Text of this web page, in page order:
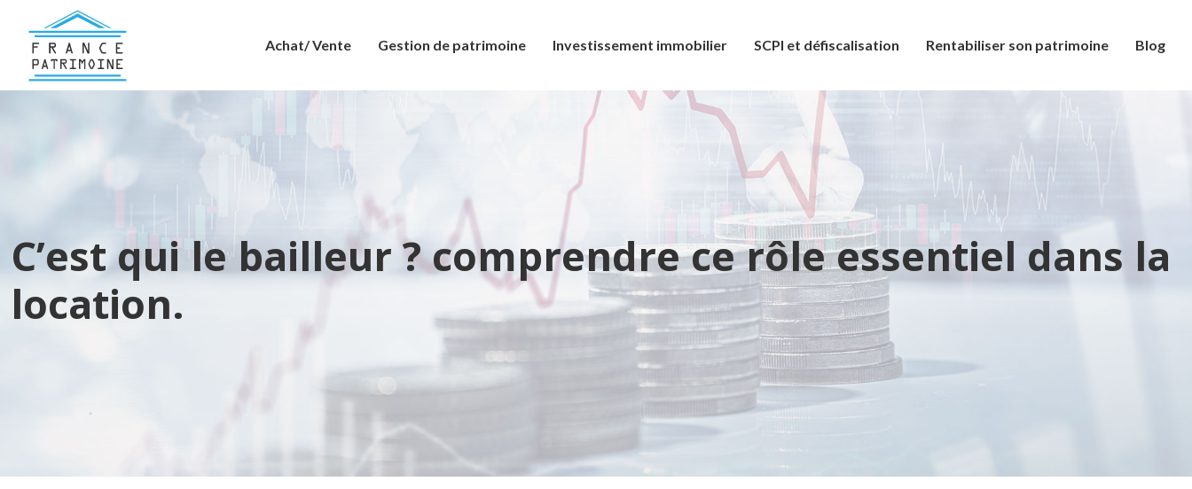
Achat/ Vente Gestion de patrimoine Investissement immobilier SCPI et défiscalisation Rentabiliser son patrimoine Blog
C’est qui le bailleur ? comprendre ce rôle essentiel dans la
location.